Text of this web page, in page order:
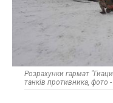
Розрахунки гармат
танків противника, фото